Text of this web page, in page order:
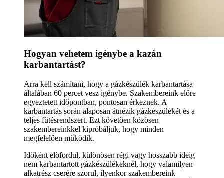
Hogyan vehetem igénybe a kazán
karbantartást?
Arra kell számítani, hogy a gázkészülék karbantartása
általában 60 percet vesz igénybe. Szakembereink előre
egyeztetett időpontban, pontosan érkeznek. A
karbantartás során alaposan átnézik gázkészülékét és a
teljes fűtésrendszert. Ezt követően közösen
szakembereinkkel kipróbáljuk, hogy minden
megfelelően működik.
Időként előfordul, különösen régi vagy hosszabb ideig
nem karbantartott gázkészülékeknél, hogy valamilyen
alkatrész cserére szorul, ilyenkor szakembereink